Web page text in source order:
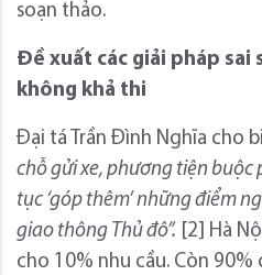
soạn thảo.
Đề xuất các giải pháp sai
không khả thi
Đại tá Trần Đình Nghĩa cho
chỗ gửi xe, phương tiện
tục ‘góp thêm’những điểm
giao thông Thủ đô”. [2] Hà
cho 10% nhu cầu. Còn